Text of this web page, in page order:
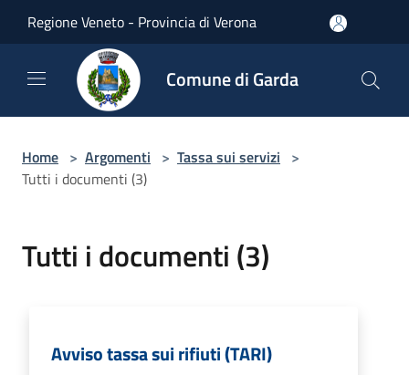
Regione Veneto - Provincia di Verona
Comune di Garda
Home > Argomenti > Tassa sui servizi >
Tutti i documenti (3)
Tutti i documenti (3)
Avviso tassa sui rifiuti (TARI)